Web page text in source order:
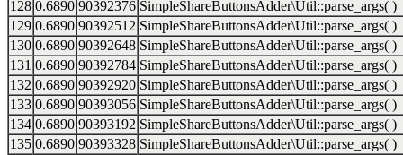
128 0.6890 90392376 SimpleShareButtonsAdder\Util::parse_args( )
129 0.6890 90392512 SimpleShareButtonsAdder\Util::parse_args( )
130 0.6890 90392648 SimpleShareButtonsAdder\Util::parse_args( )
131 0.6890 90392784 SimpleShareButtonsAdder\Util::parse_args( )
132 0.6890 90392920 SimpleShareButtonsAdder\Util::parse_args( )
133 0.6890 90393056 SimpleShareButtonsAdder\Util::parse_args( )
134 0.6890 90393192 SimpleShareButtonsAdder\Util::parse_args( )
135 0.6890 90393328 SimpleShareButtonsAdder\Util::parse_args( )